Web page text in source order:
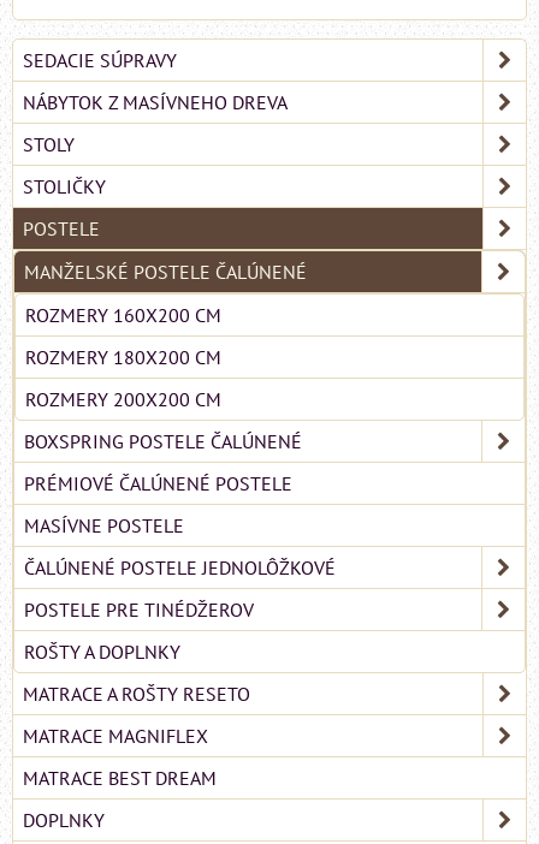
SEDACIE SÚPRAVY
NÁBYTOK Z MASÍVNEHO DREVA
STOLY
STOLIČKY
POSTELE
MANŽELSKÉ POSTELE ČALÚNENÉ
ROZMERY 160X200 CM
ROZMERY 180X200 CM
ROZMERY 200X200 CM
BOXSPRING POSTELE ČALÚNENÉ
PRÉMIOVÉ ČALÚNENÉ POSTELE
MASÍVNE POSTELE
ČALÚNENÉ POSTELE JEDNOLÔŽKOVÉ
POSTELE PRE TINÉDŽEROV
ROŠTY A DOPLNKY
MATRACE A ROŠTY RESETO
MATRACE MAGNIFLEX
MATRACE BEST DREAM
DOPLNKY